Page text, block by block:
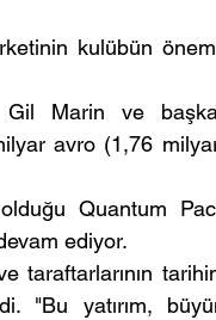
kulübün
Marin ve
avro (1,76
Quantum
ediyor.
taraftarlarının
"Bu yatırım,